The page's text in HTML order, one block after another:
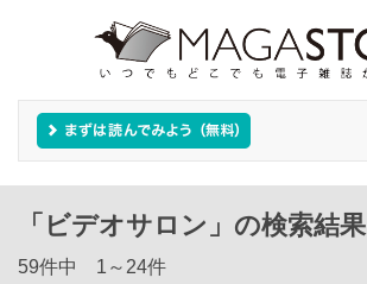
「ビデオサロン」の検索結果
59件中 1～24件